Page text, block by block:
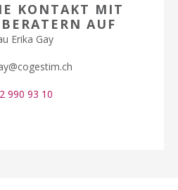
KONTAKT MIT
AUF
Erika Gay
990 93 10